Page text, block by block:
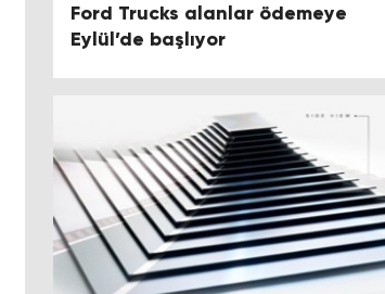
Ford Trucks alanlar ödemeye
Eylül’de başlıyor